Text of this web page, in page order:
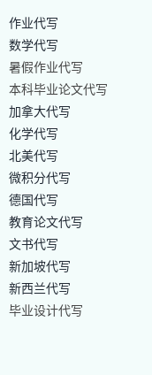
作业代写
数学代写
暑假作业代写
本科毕业论文代写
加拿大代写
化学代写
北美代写
微积分代写
德国代写
教育论文代写
文书代写
新加坡代写
新西兰代写
毕业设计代写